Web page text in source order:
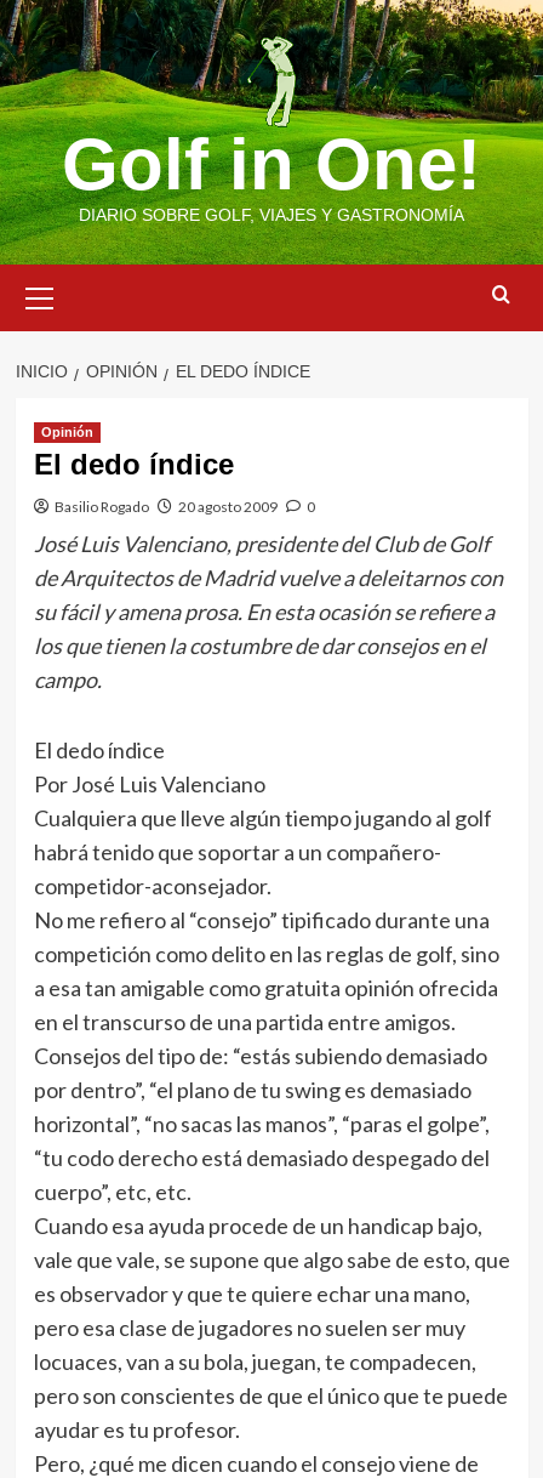
Saltar
al
contenido
Golf in One!
DIARIO SOBRE GOLF, VIAJES Y GASTRONOMÍA
primario
INICIO OPINIÓN EL DEDO ÍNDICE
Opinión
El dedo índice
Basilio Rogado 20 agosto 2009 0
José Luis Valenciano, presidente del Club de Golf
de Arquitectos de Madrid vuelve a deleitarnos con
su fácil y amena prosa. En esta ocasión se refiere a
los que tienen la costumbre de dar consejos en el
campo.
El dedo índice
Por José Luis Valenciano
Cualquiera que lleve algún tiempo jugando al golf
habrá tenido que soportar a un compañero-
competidor-aconsejador.
No me refiero al “consejo” tipificado durante una
competición como delito en las reglas de golf, sino
a esa tan amigable como gratuita opinión ofrecida
en el transcurso de una partida entre amigos.
Consejos del tipo de: “estás subiendo demasiado
por dentro”, “el plano de tu swing es demasiado
horizontal”, “no sacas las manos”, “paras el golpe”,
“tu codo derecho está demasiado despegado del
cuerpo”, etc, etc.
Cuando esa ayuda procede de un handicap bajo,
vale que vale, se supone que algo sabe de esto, que
es observador y que te quiere echar una mano,
pero esa clase de jugadores no suelen ser muy
locuaces, van a su bola, juegan, te compadecen,
pero son conscientes de que el único que te puede
ayudar es tu profesor.
Pero, ¿qué me dicen cuando el consejo viene de